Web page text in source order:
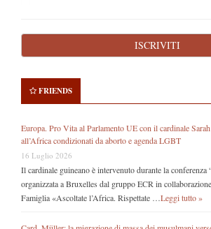
FRIENDS
Europa. Pro Vita al Parlamento UE con il cardinale
all’Africa condizionati da aborto e agenda LGBT
16 Luglio 2026
Il cardinale guineano è intervenuto durante la conferenza
organizzata a Bruxelles dal gruppo ECR in
Famiglia «Ascoltate l’Africa. Rispettate … Leggi tutto »